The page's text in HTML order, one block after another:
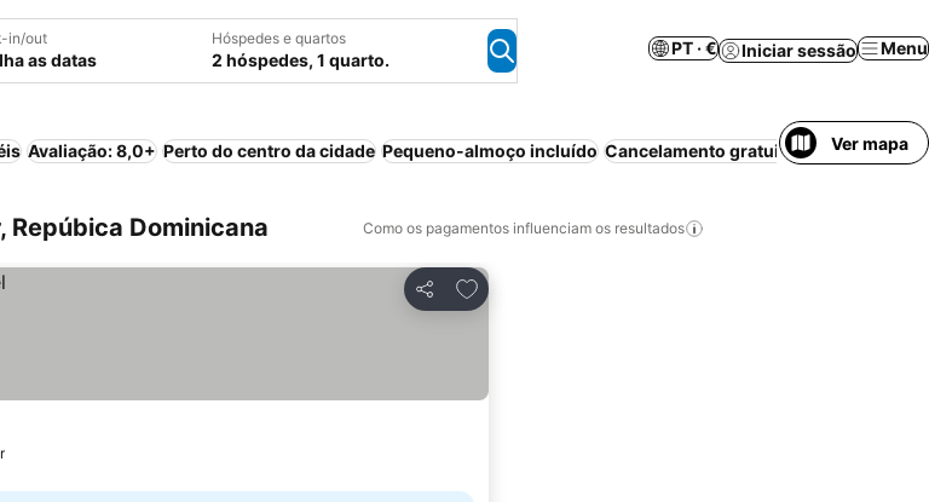
in/out
as datas
Hóspedes e quartos
2 hóspedes, 1 quarto.
PT · € Iniciar sessão Menu
Avaliação: 8,0+ Perto do centro da cidade Pequeno-almoço incluído Cancelamento gratuito Animais
Ver mapa
Repúbica Dominicana Como os pagamentos influenciam os resultados
Partilhar
Adicionar aos favoritos